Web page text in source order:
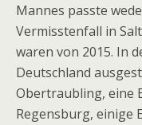
Mannes passte
Vermisstenfall in
waren von 2015. In
Deutschland
Obertraubling, eine
Regensburg, einige